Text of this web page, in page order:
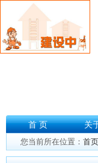
首 页 关
您当前所在位置： 首页